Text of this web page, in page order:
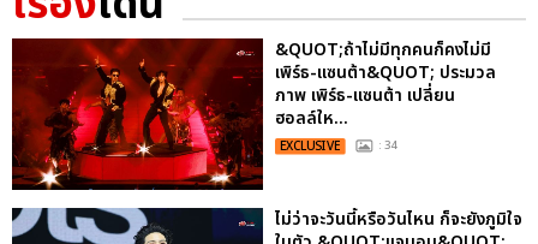
&QUOT;ถ้าไม่มีทุกคนก็คงไม่มี
เพิร์ธ-แซนต้า&QUOT; ประมวล
ภาพ เพิร์ธ-แซนต้า เปลี่ยน
ฮอลล์ให...
EXCLUSIVE : 34
ไม่ว่าจะวันนี้หรือวันไหน ก็จะยังภูมิใจ